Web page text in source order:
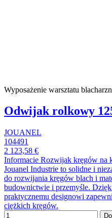
Wyposażenie warsztatu
Odwijak rolkowy
JOUANEL
104491
2 123,58 €
Informacie Rozwijak kręgów na
Jouanel Industrie to solidne i
do rozwijania kręgów blach i
budownictwie i przemyśle.
praktycznemu designowi
ciężkich kręgów.